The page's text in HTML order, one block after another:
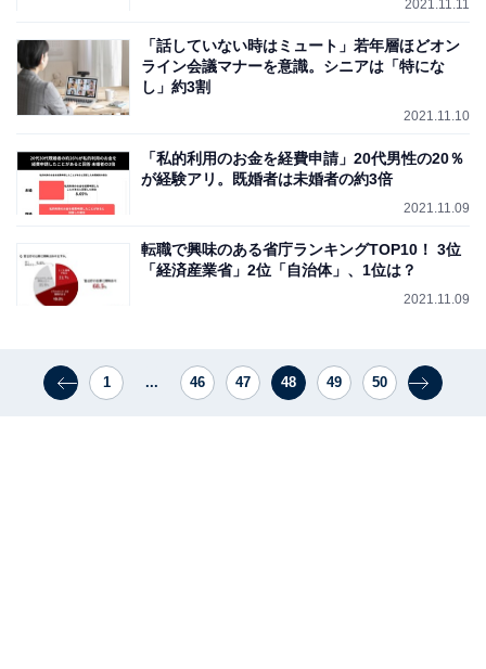
2021.11.11
「話していない時はミュート」若年層ほどオン
ライン会議マナーを意識。シニアは「特にな
し」約3割
2021.11.10
「私的利用のお金を経費申請」20代男性の20％
が経験アリ。既婚者は未婚者の約3倍
2021.11.09
転職で興味のある省庁ランキングTOP10！ 3位
「経済産業省」2位「自治体」、1位は？
2021.11.09
1 ... 46 47 48 49 50